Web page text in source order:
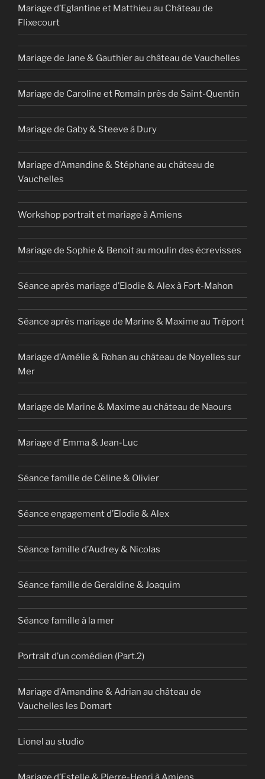
Mariage d’Eglantine et Matthieu au Château de
Flixecourt
Mariage de Jane & Gauthier au château de Vauchelles
Mariage de Caroline et Romain près de Saint-Quentin
Mariage de Gaby & Steeve à Dury
Mariage d’Amandine & Stéphane au château de
Vauchelles
Workshop portrait et mariage à Amiens
Mariage de Sophie & Benoit au moulin des écrevisses
Séance après mariage d’Elodie & Alex à Fort-Mahon
Séance après mariage de Marine & Maxime au Tréport
Mariage d’Amélie & Rohan au château de Noyelles sur
Mer
Mariage de Marine & Maxime au château de Naours
Mariage d’ Emma & Jean-Luc
Séance famille de Céline & Olivier
Séance engagement d’Elodie & Alex
Séance famille d’Audrey & Nicolas
Séance famille de Geraldine & Joaquim
Séance famille à la mer
Portrait d’un comédien (Part.2)
Mariage d’Amandine & Adrian au château de
Vauchelles les Domart
Lionel au studio
Mariage d’Estelle & Pierre-Henri à Amiens